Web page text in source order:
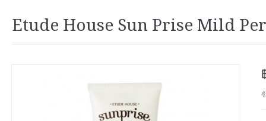
Etude House Sun Prise Mild